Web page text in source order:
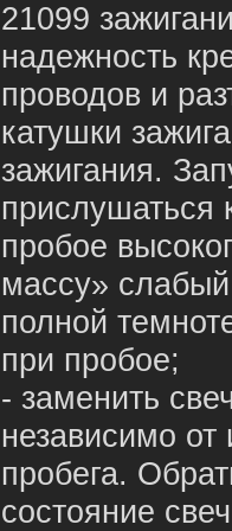
21099
надежность
проводов и
катушки
зажигания.
прислушаться
пробое
массу»
полной
при пробое;
- заменить
независимо от
пробега.
состояние